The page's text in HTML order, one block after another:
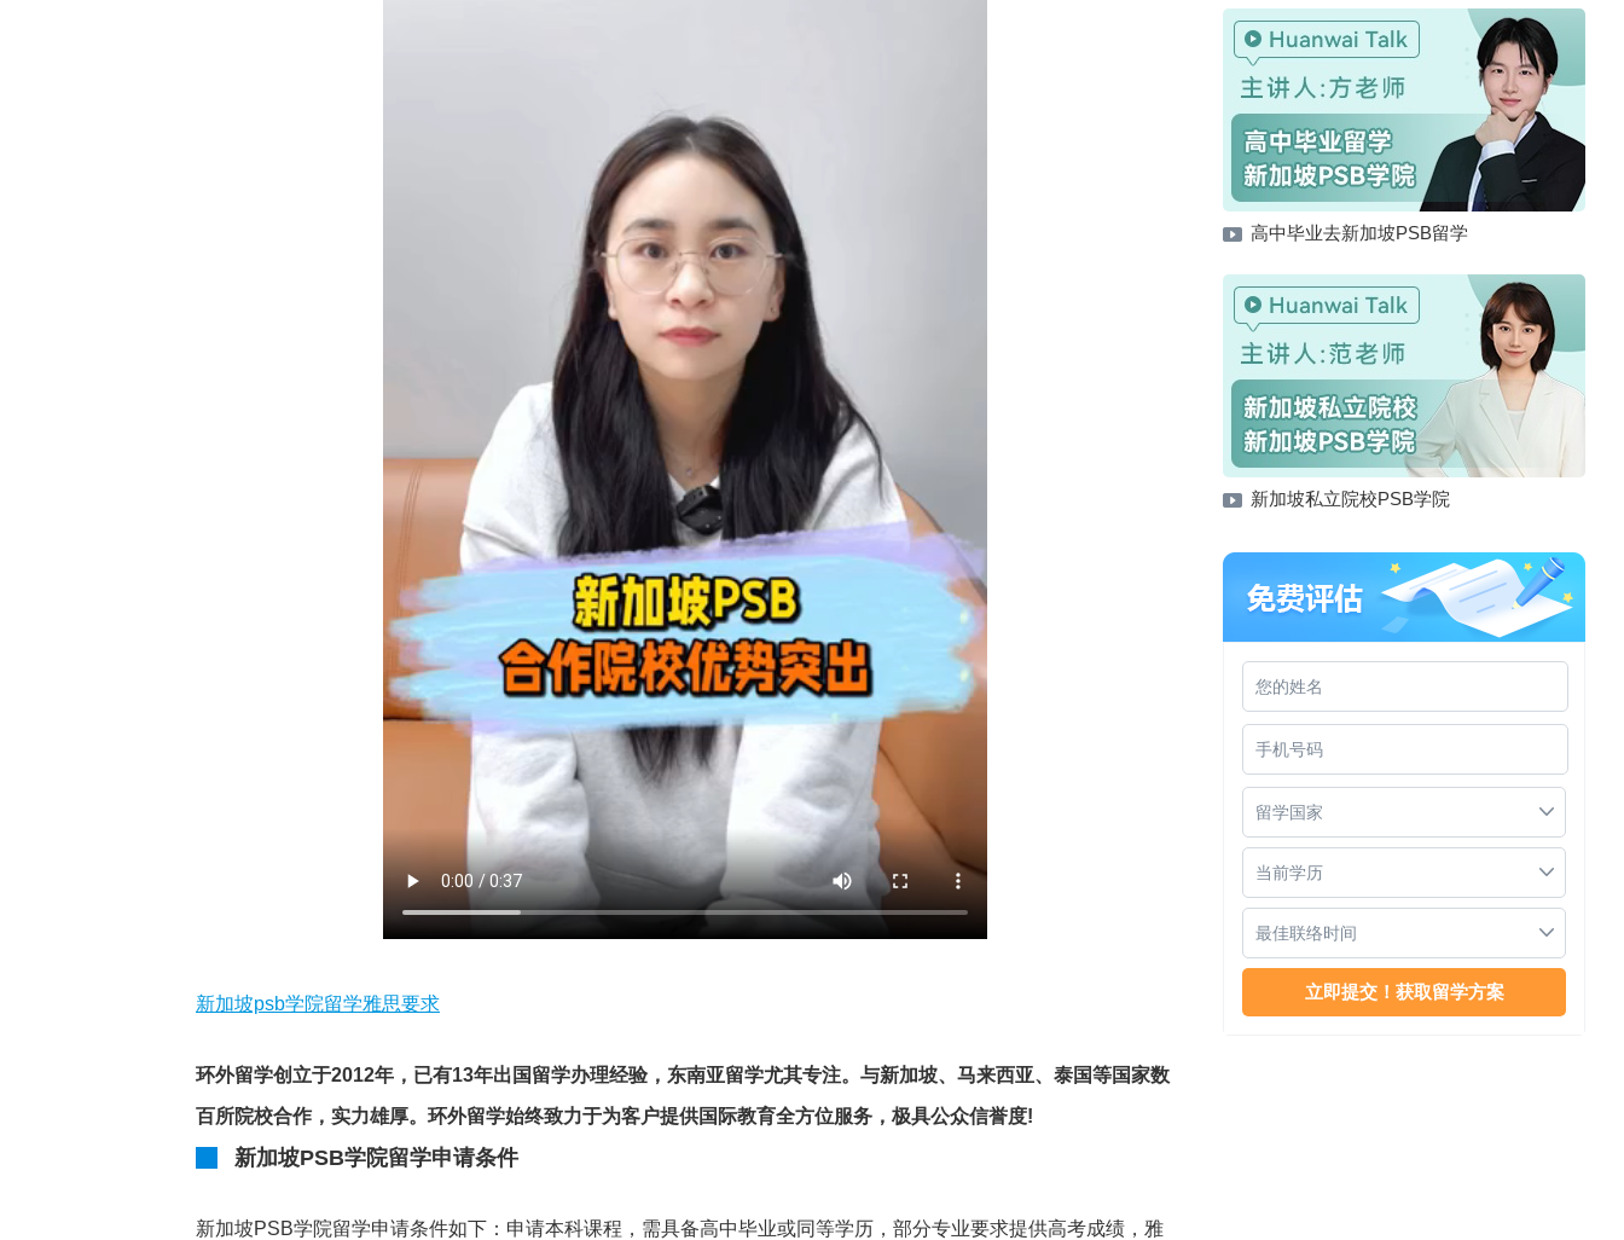
新加坡psb学院留学雅思要求
环外留学创立于2012年，已有13年出国留学办理经验，东南亚留学尤其专注。与新加坡、马来西亚、泰国等国家数
百所院校合作，实力雄厚。环外留学始终致力于为客户提供国际教育全方位服务，极具公众信誉度!
新加坡PSB学院留学申请条件
新加坡PSB学院留学申请条件如下：申请本科课程，需具备高中毕业或同等学历，部分专业要求提供高考成绩，雅
高中毕业去新加坡PSB留学
新加坡私立院校PSB学院
新加坡PSB学院怎么样
留学国家
当前学历
最佳联络时间